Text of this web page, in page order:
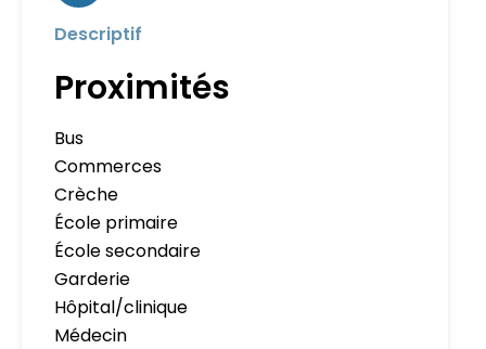
Descriptif
Proximités
Bus
Commerces
Crèche
École primaire
École secondaire
Garderie
Hôpital/clinique
Médecin